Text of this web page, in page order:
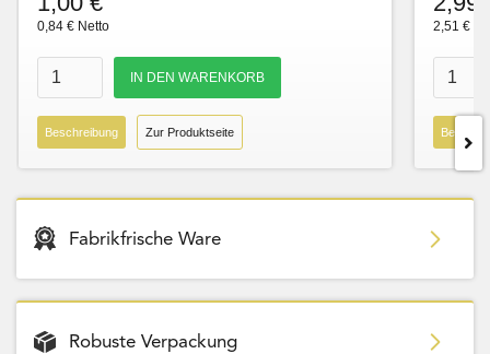
0,84 € Netto
Beschreibung Zur Produktseite
2,51 €
Fabrikfrische Ware
Robuste Verpackung